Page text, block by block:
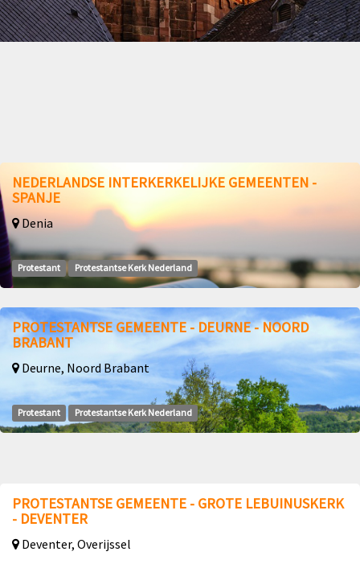
NEDERLANDSE INTERKERKELIJKE GEMEENTEN -
SPANJE
Denia
Protestant Protestantse Kerk Nederland
PROTESTANTSE GEMEENTE - DEURNE - NOORD
BRABANT
Deurne, Noord Brabant
Protestant Protestantse Kerk Nederland
PROTESTANTSE GEMEENTE - GROTE LEBUINUSKERK
- DEVENTER
Deventer, Overijssel